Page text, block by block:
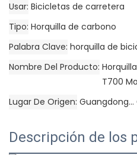
Usar Bicicletas de carretera
Tipo Horquilla de carbono
Palabra Clave horquilla de
Nombre Del Producto
T700
Lugar De Origen Guangdong...
Descripción de los